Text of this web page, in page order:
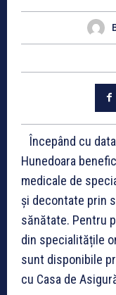
Începând cu
Hunedoara
medicale de
și decontate prin
sănătate. Pentru
din specialitățile
sunt disponibile
cu Casa de